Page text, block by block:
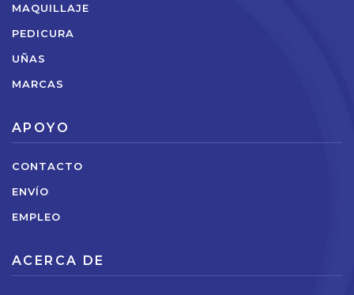
MAQUILLAJE
PEDICURA
UÑAS
MARCAS
APOYO
CONTACTO
ENVÍO
EMPLEO
ACERCA DE